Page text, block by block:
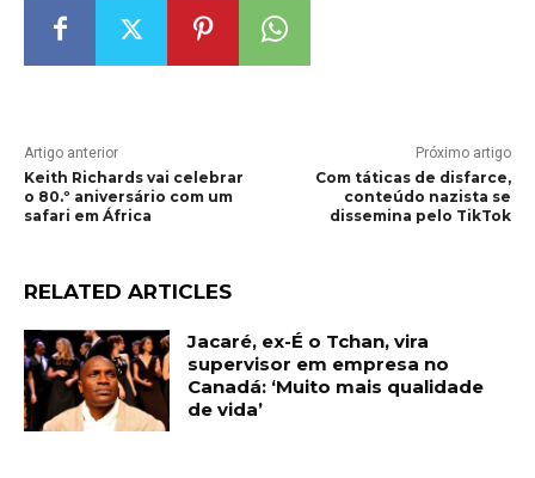
Artigo anterior
Keith Richards vai celebrar
o 80.º aniversário com um
safari em África
Próximo artigo
Com táticas de disfarce,
conteúdo nazista se
dissemina pelo TikTok
RELATED ARTICLES
Jacaré, ex-É o Tchan, vira
supervisor em empresa no
Canadá: ‘Muito mais qualidade
de vida’